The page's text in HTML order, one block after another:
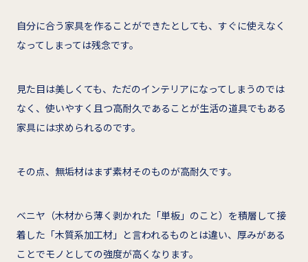
自分に合う家具を作ることができたとしても、すぐに使えなく
なってしまっては残念です。
見た目は美しくても、ただのインテリアになってしまうのでは
なく、使いやすく且つ高耐久であることが生活の道具でもある
家具には求められるのです。
その点、無垢材はまず素材そのものが高耐久です。
ベニヤ（木材から薄く剥かれた「単板」のこと）を積層して接
着した「木質系加工材」と言われるものとは違い、厚みがある
ことでモノとしての強度が高くなります。